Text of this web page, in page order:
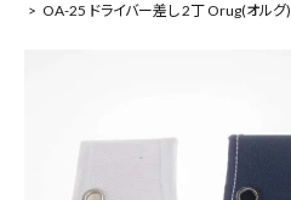
person 会員登録
OA-25 ドライバー差し 2丁 Orug(オルグ)